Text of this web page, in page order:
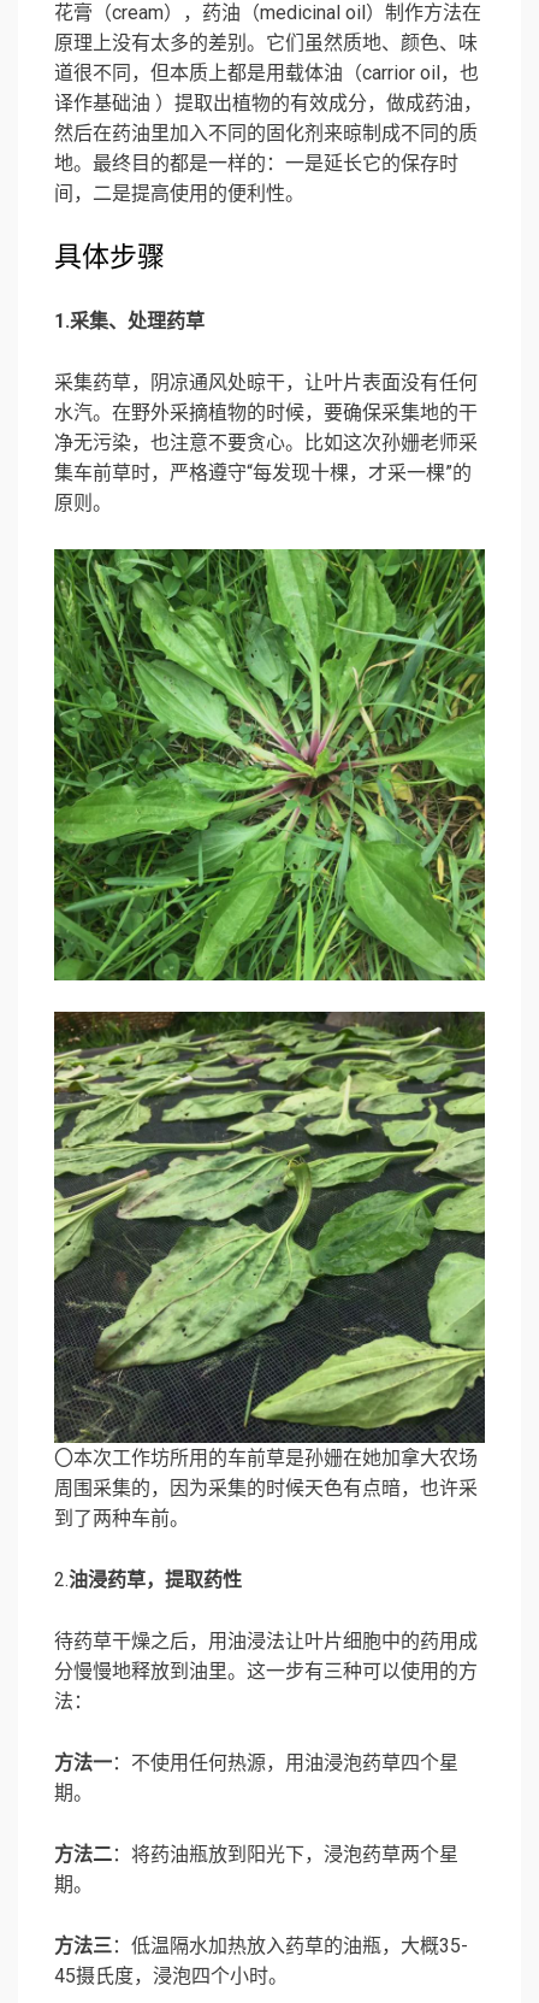
花膏（cream），药油（medicinal oil）制作方法在
原理上没有太多的差别。它们虽然质地、颜色、味
道很不同，但本质上都是用载体油（carrior oil，也
译作基础油 ）提取出植物的有效成分，做成药油，
然后在药油里加入不同的固化剂来晾制成不同的质
地。最终目的都是一样的：一是延长它的保存时
间，二是提高使用的便利性。
具体步骤
1.采集、处理药草
采集药草，阴凉通风处晾干，让叶片表面没有任何
水汽。在野外采摘植物的时候，要确保采集地的干
净无污染，也注意不要贪心。比如这次孙姗老师采
集车前草时，严格遵守“每发现十棵，才采一棵”的
原则。
〇本次工作坊所用的车前草是孙姗在她加拿大农场
周围采集的，因为采集的时候天色有点暗，也许采
到了两种车前。
2.油浸药草，提取药性
待药草干燥之后，用油浸法让叶片细胞中的药用成
分慢慢地释放到油里。这一步有三种可以使用的方
法：
方法一：不使用任何热源，用油浸泡药草四个星
期。
方法二：将药油瓶放到阳光下，浸泡药草两个星
期。
方法三：低温隔水加热放入药草的油瓶，大概35-
45摄氏度，浸泡四个小时。